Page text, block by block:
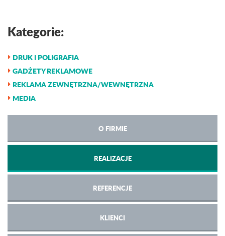
Kategorie:
DRUK I POLIGRAFIA
GADŻETY REKLAMOWE
REKLAMA ZEWNĘTRZNA/WEWNĘTRZNA
MEDIA
O FIRMIE
REALIZACJE
REFERENCJE
KLIENCI